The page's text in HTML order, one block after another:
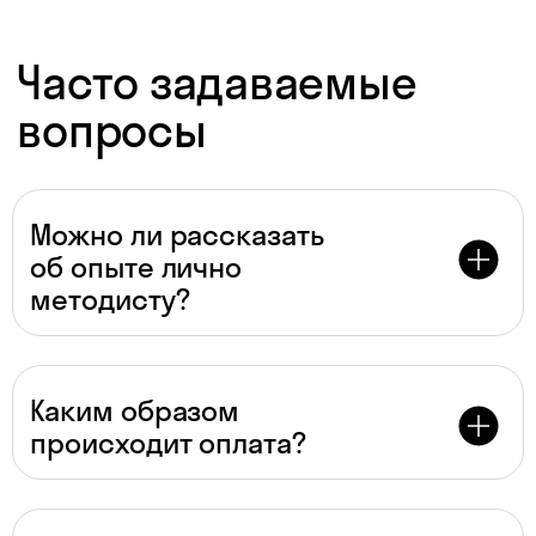
Можно ли рассказать
об опыте лично
методисту?
Каким образом
происходит оплата?
Даю согласие на
персональных данных
Даю согласие наполучение рекламы
Перейти к анкете
Для преподавателей
* По версии Smart Ranking, 2024 г.